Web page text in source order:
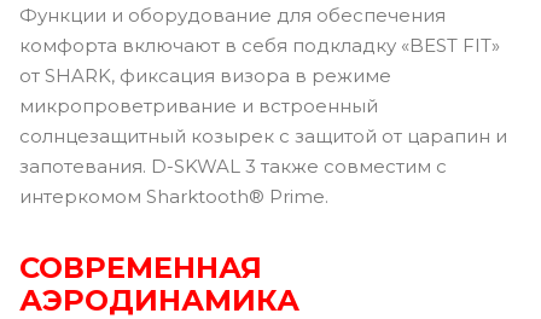
Функции и оборудование для обеспечения
комфорта включают в себя подкладку «BEST FIT»
от SHARK, фиксация визора в режиме
микропроветривание и встроенный
солнцезащитный козырек с защитой от царапин и
запотевания. D-SKWAL 3 также совместим с
интеркомом Sharktooth® Prime.
СОВРЕМЕННАЯ
АЭРОДИНАМИКА